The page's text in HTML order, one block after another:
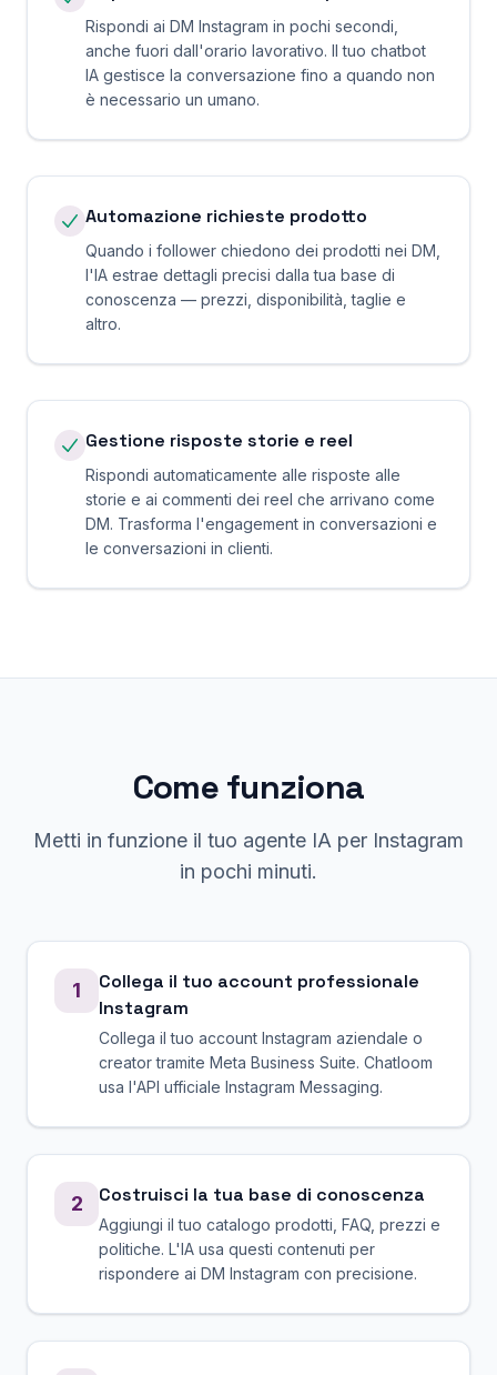
Rispondi ai DM Instagram in pochi secondi,
anche fuori dall'orario lavorativo. Il tuo chatbot
IA gestisce la conversazione fino a quando non
è necessario un umano.
Automazione richieste prodotto
Quando i follower chiedono dei prodotti nei DM,
l'IA estrae dettagli precisi dalla tua base di
conoscenza — prezzi, disponibilità, taglie e
altro.
Gestione risposte storie e reel
Rispondi automaticamente alle risposte alle
storie e ai commenti dei reel che arrivano come
DM. Trasforma l'engagement in conversazioni e
le conversazioni in clienti.
Come funziona
Metti in funzione il tuo agente IA per Instagram
in pochi minuti.
1
Collega il tuo account professionale
Instagram
Collega il tuo account Instagram aziendale o
creator tramite Meta Business Suite. Chatloom
usa l'API ufficiale Instagram Messaging.
2 Costruisci la tua base di conoscenza
Aggiungi il tuo catalogo prodotti, FAQ, prezzi e
politiche. L'IA usa questi contenuti per
rispondere ai DM Instagram con precisione.